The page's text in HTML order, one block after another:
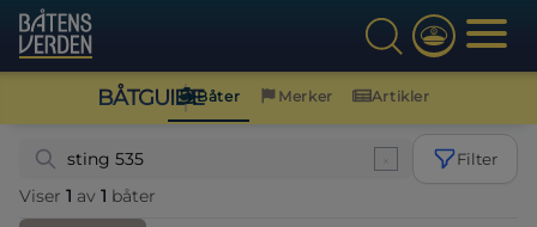
BÅTGUIDEBåter Merker Artikler
Filter
Viser 1 av 1 båter